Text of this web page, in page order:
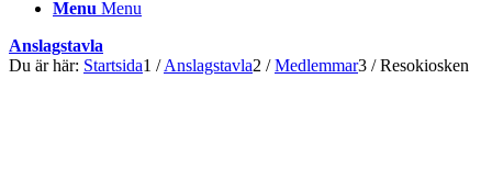
Menu Menu
Anslagstavla
Du är här: Startsida1 / Anslagstavla2 / Medlemmar3 / Resokiosken